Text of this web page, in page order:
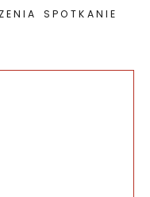
SPOTKANIE
podsumowujące